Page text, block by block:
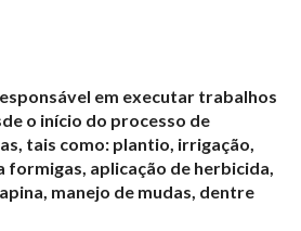
em executar trabalhos
o início do processo de
tais como: plantio, irrigação,
formigas, aplicação de herbicida,
manejo de mudas, dentre